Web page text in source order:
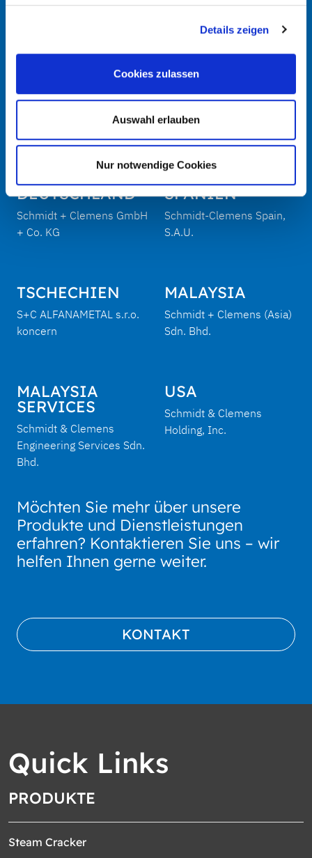
Details zeigen
Cookies zulassen
Auswahl erlauben
Nur notwendige Cookies
info@schmidt-clemens.com
Google Maps
DEUTSCHLAND
Schmidt + Clemens GmbH
+ Co. KG
SPANIEN
Schmidt-Clemens Spain,
S.A.U.
TSCHECHIEN
S+C ALFANAMETAL s.r.o.
koncern
MALAYSIA
Schmidt + Clemens (Asia)
Sdn. Bhd.
MALAYSIA
SERVICES
Schmidt & Clemens
Engineering Services Sdn.
Bhd.
USA
Schmidt & Clemens
Holding, Inc.
Möchten Sie mehr über unsere
Produkte und Dienstleistungen
erfahren? Kontaktieren Sie uns – wir
helfen Ihnen gerne weiter.
KONTAKT
Quick Links
PRODUKTE
Steam Cracker